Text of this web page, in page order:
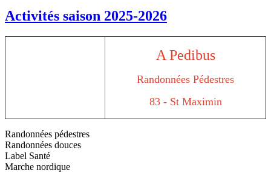
Activités saison 2025-2026
A Pedibus
Randonnées Pédestres
83 - St Maximin
Randonnées pédestres
Randonnées douces
Label Santé
Marche nordique